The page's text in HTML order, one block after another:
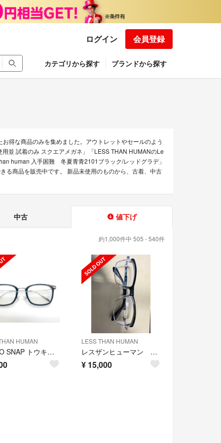
ログイン 会員登録
カテゴリから探す ブランドから探す
得な商品のみを集めました。アウトレットやセールのよう
並 試着のみ スクエアメガネ」「LESS THAN HUMANのLe
human 入手困難 冬夏青青2101ブラック/レッドグラデ」
る商品を販売中です。 新品未使用のものから、古着、中古
中古 値下げ
約1,000件中 505 - 540件
HUMAN
TOKYO SNAP トウキョウスナップ メガネ 日本製 鯖江
LESS THAN HUMAN
レスザンヒューマン メガネフレーム 未使用品
¥ 15,000